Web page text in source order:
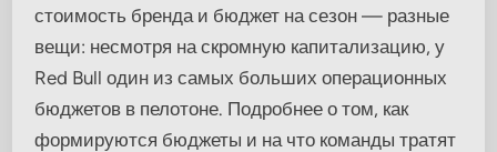
стоимость бренда и бюджет на сезон — разные
вещи: несмотря на скромную капитализацию, у
Red Bull один из самых больших операционных
бюджетов в пелотоне. Подробнее о том, как
формируются бюджеты и на что команды тратят